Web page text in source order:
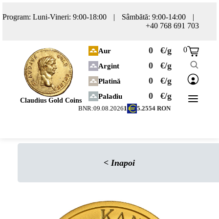
Program: Luni-Vineri: 9:00-18:00 | Sâmbătă: 9:00-14:00
|
+40 768 691 703
Claudius Gold Coins
Aur 0 €/g
Argint 0 €/g
Platină 0 €/g
Paladiu 0 €/g
BNR:09.08.20261 5.2554RON
0
< Inapoi